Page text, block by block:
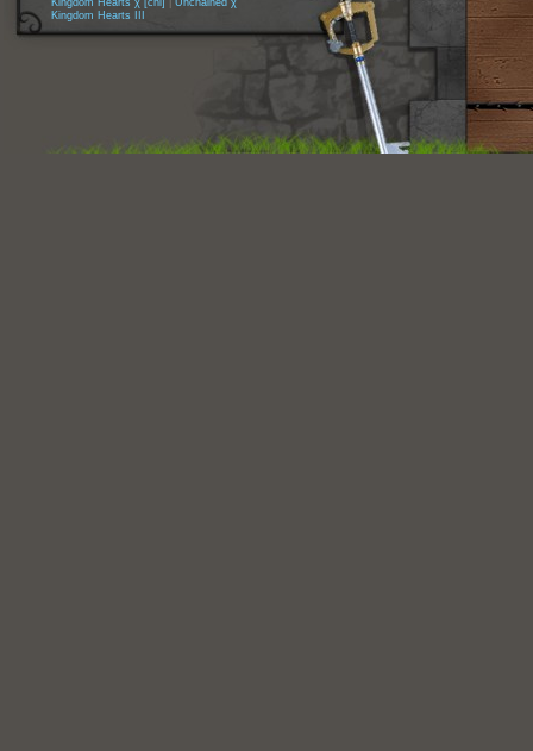
Kingdom Hearts χ [chi]
Unchained χ
Kingdom Hearts III